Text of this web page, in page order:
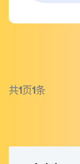
共1 页1条